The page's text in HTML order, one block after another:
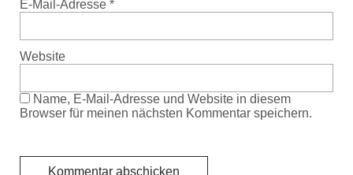
E-Mail-Adresse *
Website
Name, E-Mail-Adresse und Website in diesem
Browser für meinen nächsten Kommentar speichern.